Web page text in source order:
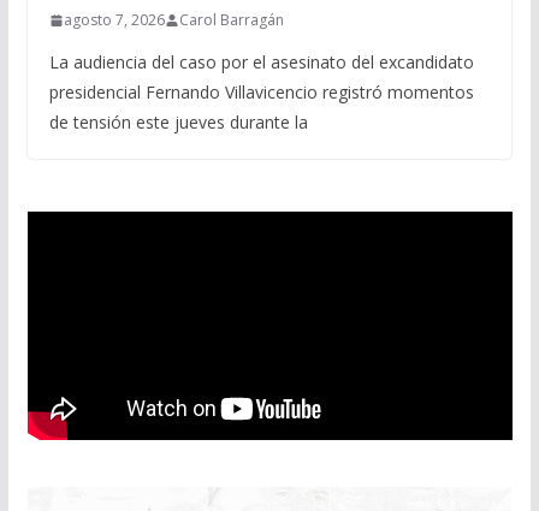
agosto 7, 2026 Carol Barragán
La audiencia del caso por el asesinato del excandidato
presidencial Fernando Villavicencio registró momentos
de tensión este jueves durante la